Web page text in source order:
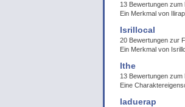
13 Bewertungen
Ein Merkmal von
Isrillocal
20 Bewertungen zur
Ein Merkmal von
Ithe
13 Bewertungen zum
Eine
Iaduerap